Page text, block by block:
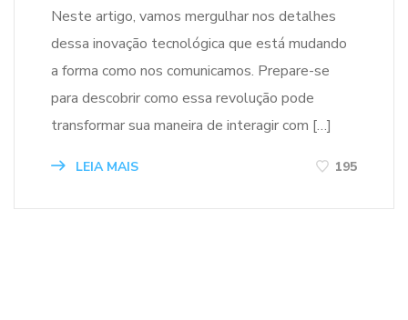
Neste artigo, vamos mergulhar nos detalhes
dessa inovação tecnológica que está mudando
a forma como nos comunicamos. Prepare-se
para descobrir como essa revolução pode
transformar sua maneira de interagir com […]
LEIA MAIS 195